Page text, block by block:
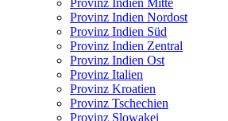
Provinz Indien Mitte
Provinz Indien Nordost
Provinz Indien Süd
Provinz Indien Zentral
Provinz Indien Ost
Provinz Italien
Provinz Kroatien
Provinz Tschechien
Provinz Slowakei